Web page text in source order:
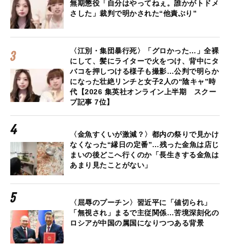
無期懲役「自分はやってねぇ。誰かがトドメ
さした」裁判で明かされた“他責ぶり”
〈江別・集団暴行死〉「グロかった…」全裸
にして、髪にライターで火をつけ、背中にタ
バコを押しつける様子も撮影…公判で明らか
になった壮絶リンチと女子2人の“陰キャ”時
代【2026 集英社オンライン上半期 スクー
プ記事 7位】
〈金魚すくいが激減？〉都内の祭りで見かけ
なくなった“縁日の定番”…残った金魚は店じ
まいの後どこへ行くのか「長生きする金魚は
あまり見たことがない」
〈屈辱のプーチン〉習近平に「値切られ」
「無視され」まるで主従関係…苦境深刻化の
ロシアが中国の属国になりつつある背景